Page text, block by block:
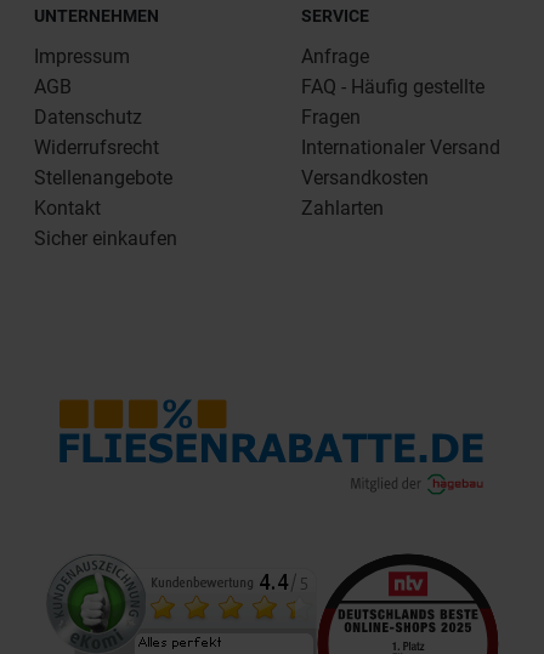
UNTERNEHMEN
Impressum
AGB
Datenschutz
Widerrufsrecht
Stellenangebote
Kontakt
Sicher einkaufen
SERVICE
Anfrage
FAQ - Häufig gestellte
Fragen
Internationaler Versand
Versandkosten
Zahlarten